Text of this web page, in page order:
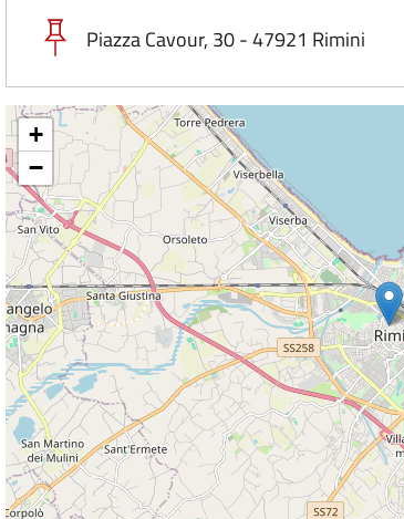
Piazza Cavour, 30 - 47921 Rimini
+
−